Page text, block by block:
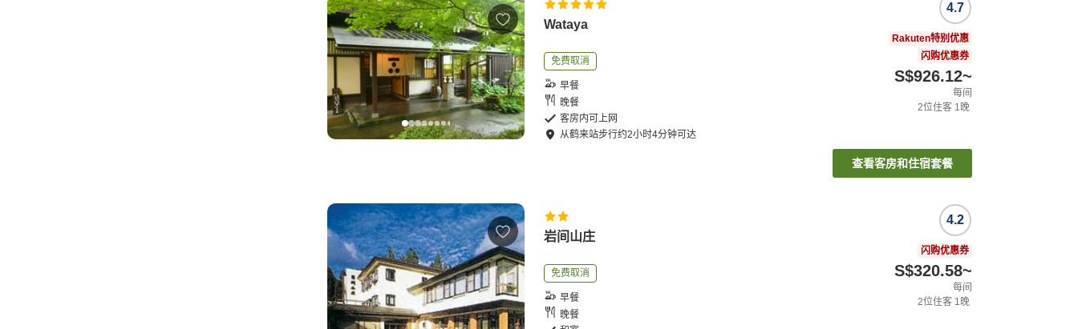
Wataya
免费取消
早餐
晚餐
客房内可上网
从鹤来站步行约2小时4分钟可达
4.7
Rakuten特别优惠
闪购优惠券
S$926.12~
每间
2位住客 1晚
查看客房和住宿套餐
岩间山庄
免费取消
早餐
晚餐
4.2
闪购优惠券
S$320.58~
每间
2位住客 1晚